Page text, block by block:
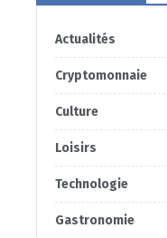
Actualités
Cryptomonnaie
Culture
Loisirs
Technologie
Gastronomie